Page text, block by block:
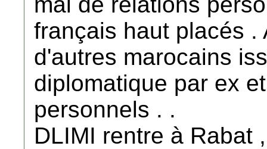
français haut placés .
d'autres marocains
diplomatique par ex
personnels . .
DLIMI rentre à Rabat